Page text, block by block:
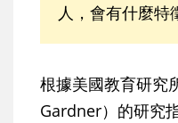
人，會有什麼特
根據美國教育研究
Gardner）的研究